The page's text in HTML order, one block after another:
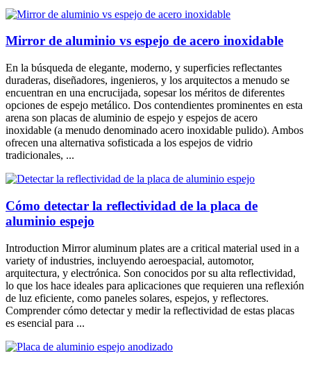
Mirror de aluminio vs espejo de acero inoxidable
En la búsqueda de elegante, moderno, y superficies reflectantes
duraderas, diseñadores, ingenieros, y los arquitectos a menudo se
encuentran en una encrucijada, sopesar los méritos de diferentes
opciones de espejo metálico. Dos contendientes prominentes en esta
arena son placas de aluminio de espejo y espejos de acero
inoxidable (a menudo denominado acero inoxidable pulido). Ambos
ofrecen una alternativa sofisticada a los espejos de vidrio
tradicionales, ...
Cómo detectar la reflectividad de la placa de
aluminio espejo
Introduction Mirror aluminum plates are a critical material used in a
variety of industries, incluyendo aeroespacial, automotor,
arquitectura, y electrónica. Son conocidos por su alta reflectividad,
lo que los hace ideales para aplicaciones que requieren una reflexión
de luz eficiente, como paneles solares, espejos, y reflectores.
Comprender cómo detectar y medir la reflectividad de estas placas
es esencial para ...